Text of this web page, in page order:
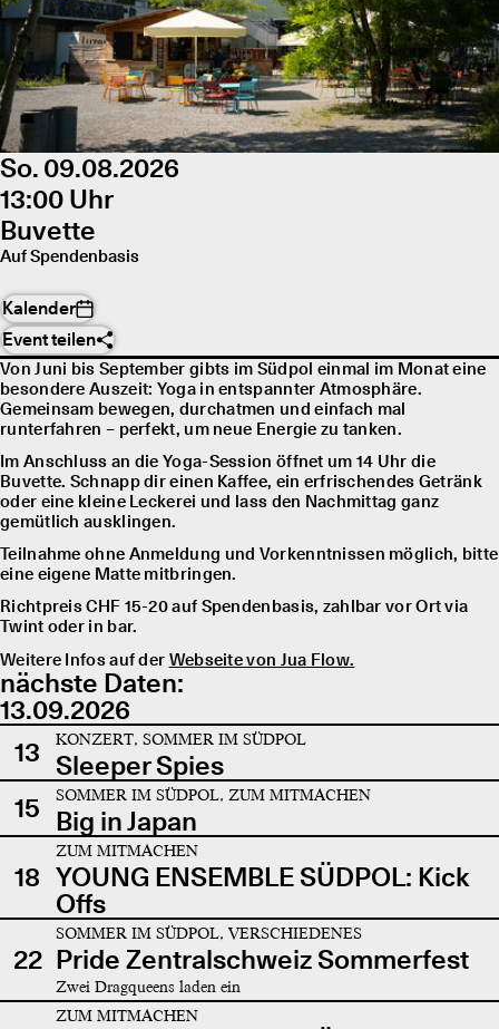
So. 09.08.2026
13:00 Uhr
Buvette
Auf Spendenbasis
Kalender
Event teilen
Von Juni bis September gibts im Südpol einmal im Monat eine
besondere Auszeit: Yoga in entspannter Atmosphäre.
Gemeinsam bewegen, durchatmen und einfach mal
runterfahren – perfekt, um neue Energie zu tanken.
Im Anschluss an die Yoga-Session öffnet um 14 Uhr die
Buvette. Schnapp dir einen Kaffee, ein erfrischendes Getränk
oder eine kleine Leckerei und lass den Nachmittag ganz
gemütlich ausklingen.
Teilnahme ohne Anmeldung und Vorkenntnissen möglich, bitte
eine eigene Matte mitbringen.
Richtpreis CHF 15-20 auf Spendenbasis, zahlbar vor Ort via
Twint oder in bar.
Weitere Infos auf der Webseite von Jua Flow.
nächste Daten:
13.09.2026
13
KONZERT, SOMMER IM SÜDPOL
Sleeper Spies
15
SOMMER IM SÜDPOL, ZUM MITMACHEN
Big in Japan
18
ZUM MITMACHEN
YOUNG ENSEMBLE SÜDPOL: Kick
Offs
22
SOMMER IM SÜDPOL, VERSCHIEDENES
Pride Zentralschweiz Sommerfest
Zwei Dragqueens laden ein
ZUM MITMACHEN